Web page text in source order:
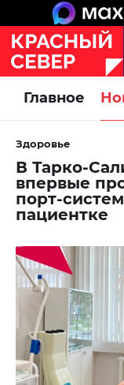
Главное
Здоровье
В Тарко-
впервые
порт-
пациентке